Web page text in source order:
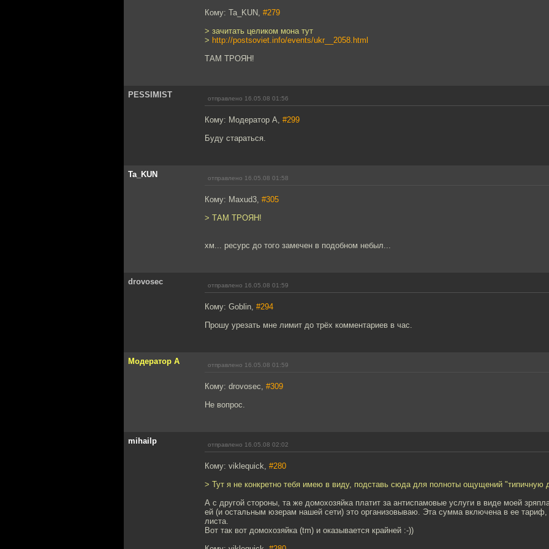
Кому: Ta_KUN, #279
> зачитать целиком мона тут
> http://postsoviet.info/events/ukr__2058.html
ТАМ ТРОЯН!
PESSIMIST отправлено 16.05.08 01:56
Кому: Модератор А, #299
Буду стараться.
Ta_KUN отправлено 16.05.08 01:58
Кому: Maxud3, #305
> ТАМ ТРОЯН!
хм... ресурс до того замечен в подобном небыл...
drovosec отправлено 16.05.08 01:59
Кому: Goblin, #294
Прошу урезать мне лимит до трёх комментариев в час.
Модератор А отправлено 16.05.08 01:59
Кому: drovosec, #309
Не вопрос.
mihailp отправлено 16.05.08 02:02
Кому: viklequick, #280
> Тут я не конкретно тебя имею в виду, подставь сюда для полноты ощущений "типичную
А с другой стороны, та же домохозяйка платит за антиспамовые услуги в виде моей
ей (и остальным юзерам нашей сети) это организовываю. Эта сумма включена в ее тариф,
листа.
Вот так вот домохозяйка (tm) и оказывается крайней :-))